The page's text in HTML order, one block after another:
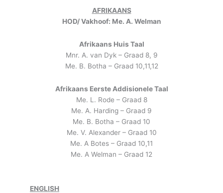
AFRIKAANS
HOD/ Vakhoof: Me. A. Welman
Afrikaans Huis Taal
Mnr. A. van Dyk – Graad 8, 9
Me. B. Botha – Graad 10,11,12
Afrikaans Eerste Addisionele Taal
Me. L. Rode – Graad 8
Me. A. Harding – Graad 9
Me. B. Botha – Graad 10
Me. V. Alexander – Graad 10
Me. A Botes – Graad 10,11
Me. A Welman – Graad 12
ENGLISH